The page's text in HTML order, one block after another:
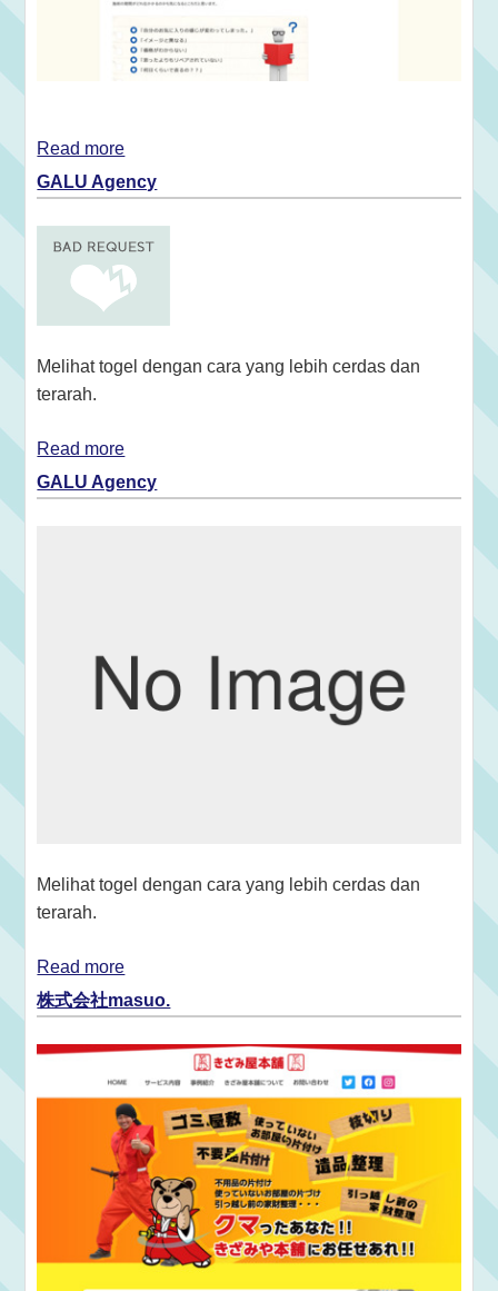
Read more
GALU Agency
Melihat togel dengan cara yang lebih cerdas dan
terarah.
Read more
GALU Agency
Melihat togel dengan cara yang lebih cerdas dan
terarah.
Read more
株式会社masuo.